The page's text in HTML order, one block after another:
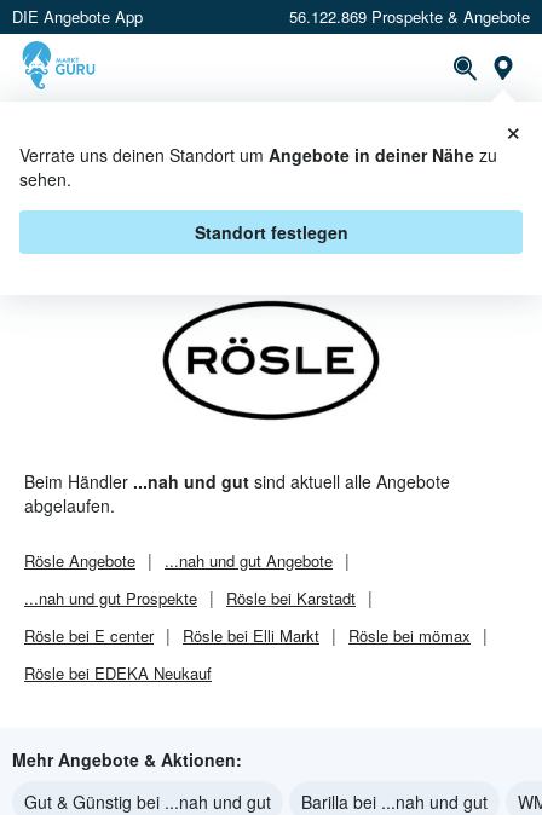
DIE Angebote App 56.122.869 Prospekte & Angebote
Verrate uns deinen Standort um Angebote in deiner Nähe zu
sehen.
Standort festlegen
×
RÖSLE BEI ...NAH UND GUT -
ANGEBOTE & AKTIONEN
Beim Händler ...nah und gut sind aktuell alle Angebote
abgelaufen.
Rösle Angebote ...nah und gut Angebote
...nah und gut Prospekte
Rösle bei Karstadt
Rösle bei E center
Rösle bei Elli Markt
Rösle bei mömax
Rösle bei EDEKA Neukauf
Mehr Angebote & Aktionen:
Gut & Günstig bei ...nah und gut
Barilla bei ...nah und gut